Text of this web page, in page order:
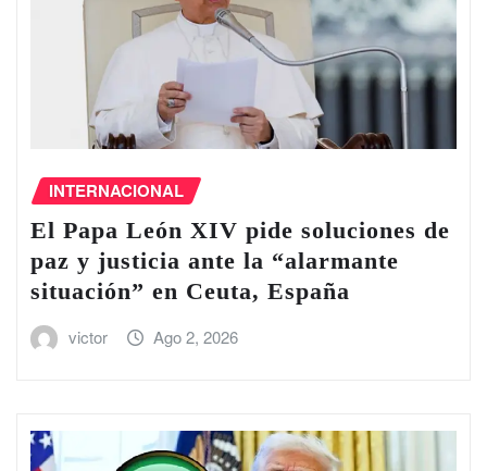
INTERNACIONAL
El Papa León XIV pide soluciones de
paz y justicia ante la “alarmante
situación” en Ceuta, España
victor Ago 2, 2026